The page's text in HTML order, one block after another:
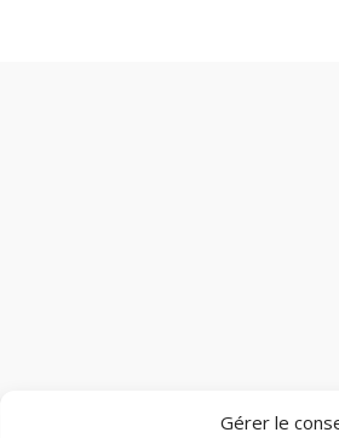
Gérer le